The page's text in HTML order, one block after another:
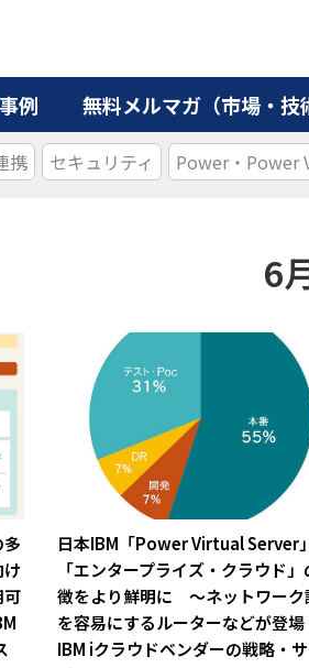
例 無料メルマガ（市場・
携 セキュリティ Power・Power
6
可
日本IBM「Power Virtual Server
「エンタープライズ・クラウド」
徴をより鮮明に ～ネットワーク
を容易にするルーターなどが登
IBM iクラウドベンダーの戦略・